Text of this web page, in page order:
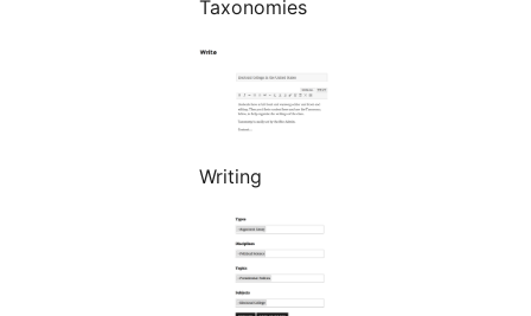
Taxonomies
Writing